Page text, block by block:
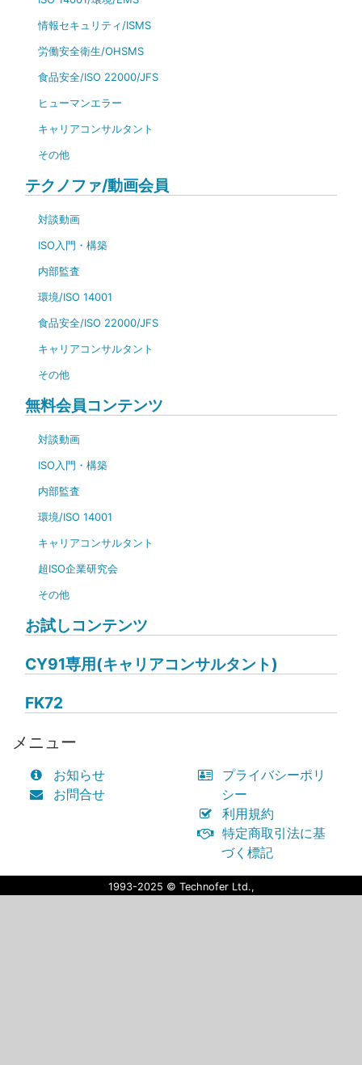
情報セキュリティ/ISMS
労働安全衛生/OHSMS
食品安全/ISO 22000/JFS
ヒューマンエラー
キャリアコンサルタント
その他
テクノファ/動画会員
対談動画
ISO入門・構築
内部監査
環境/ISO 14001
食品安全/ISO 22000/JFS
キャリアコンサルタント
その他
無料会員コンテンツ
対談動画
ISO入門・構築
内部監査
環境/ISO 14001
キャリアコンサルタント
超ISO企業研究会
その他
お試しコンテンツ
CY91専用(キャリアコンサルタント)
FK72
メニュー
お知らせ
お問合せ
プライバシーポリ
シー
利用規約
特定商取引法に基
づく標記
1993-2025 © Technofer Ltd.,